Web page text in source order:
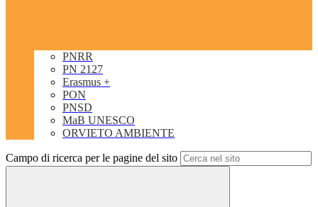
PNRR
PN 2127
Erasmus +
PON
PNSD
MaB UNESCO
ORVIETO AMBIENTE
Campo di ricerca per le pagine del sito